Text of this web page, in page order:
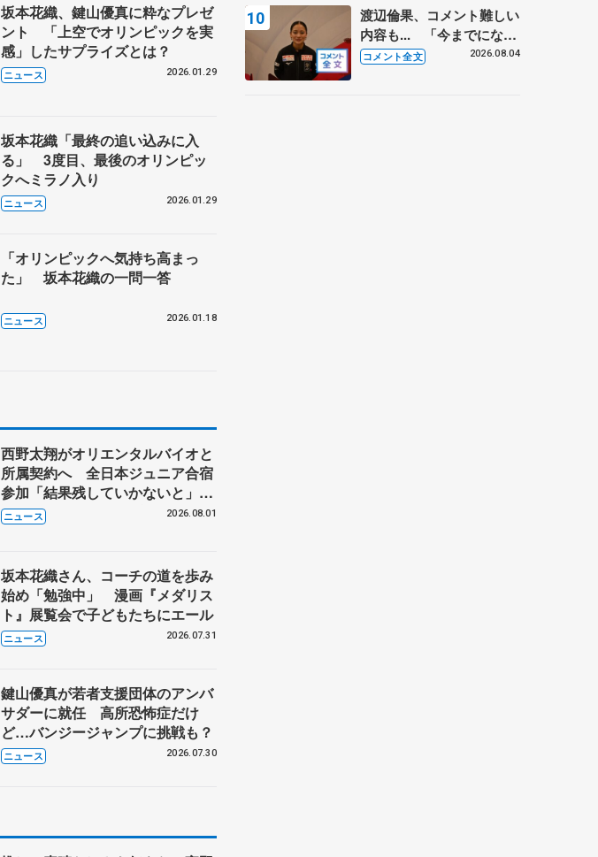
坂本花織、鍵山優真に粋なプレゼ
ント 「上空でオリンピックを実
感」したサプライズとは？
ニュース 2026.01.29
坂本花織「最終の追い込みに入
る」 3度目、最後のオリンピッ
クへミラノ入り
ニュース 2026.01.29
「オリンピックへ気持ち高まっ
た」 坂本花織の一問一答
ニュース 2026.01.18
西野太翔がオリエンタルバイオと
所属契約へ 全日本ジュニア合宿
参加「結果残していかないと」
講師はジェーソン・ブラウン、岡
万佑子は助言感謝
ニュース 2026.08.01
坂本花織さん、コーチの道を歩み
始め「勉強中」 漫画『メダリス
ト』展覧会で子どもたちにエール
ニュース 2026.07.31
鍵山優真が若者支援団体のアンバ
サダーに就任 高所恐怖症だけ
ど…バンジージャンプに挑戦も？
ニュース 2026.07.30
渡辺倫果、コメント難しい
内容も... 「今までにない
くらい早めに仕上げられて
コメント全文 2026.08.04